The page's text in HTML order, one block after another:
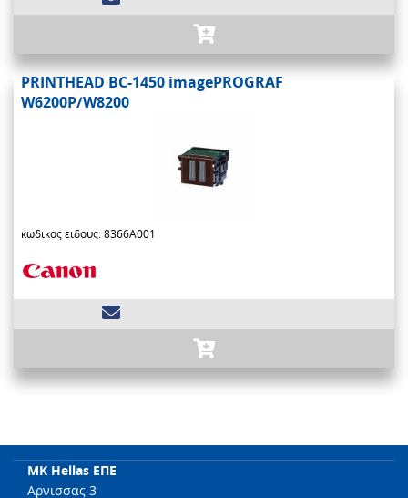
PRINTHEAD BC-1450 imagePROGRAF
W6200P/W8200
κωδικος ειδους: 8366A001
MK Hellas ΕΠΕ
Αρνισσας 3